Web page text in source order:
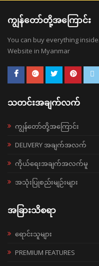
ကျွန်တော်တို့အကြောင်း
You can buy everything
Website in Myanmar
သတင်းအချက်လက်
ကျွန်တော်တို့အကြောင်း
DELIVERY အချက်အလက်
ကိုယ်ရေးအချက်အလက်မူ
အသုံးပြုစည်းမျဉ်းများ
အခြားသိစရာ
ရောင်းသူများ
PREMIUM FEATURES